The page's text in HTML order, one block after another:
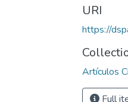
URI
https://
Artículos
Full